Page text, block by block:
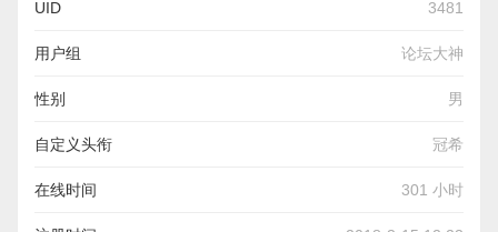
UID 3481
用户组 论坛大神
性别 男
自定义头衔 冠希
在线时间 301 小时